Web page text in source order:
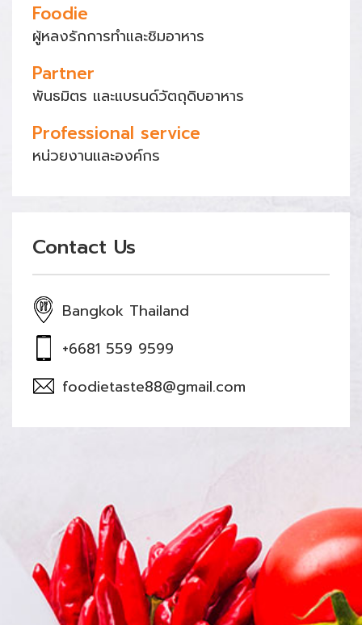
Foodie
ผู้หลงรักการทำและชิมอาหาร
Partner
พันธมิตร และแบรนด์วัตถุดิบอาหาร
Professional service
หน่วยงานและองค์กร
Contact Us
Bangkok Thailand
+6681 559 9599
foodietaste88@gmail.com